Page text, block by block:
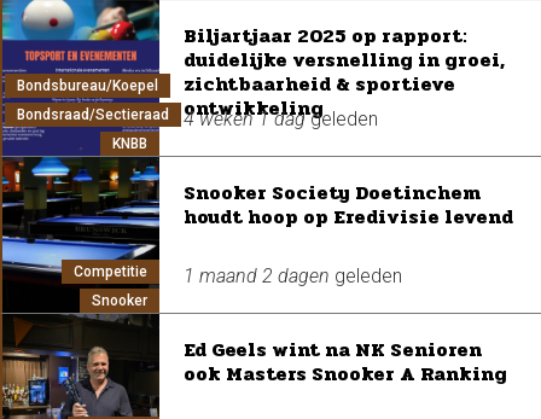
Bondsbureau/Koepel
Bondsraad/Sectieraad
KNBB
Biljartjaar 2025 op rapport:
duidelijke versnelling in groei,
zichtbaarheid & sportieve
ontwikkeling
4 weken 1 daggeleden
Competitie
Snooker
Snooker Society Doetinchem
houdt hoop op Eredivisie levend
1 maand 2 dagen geleden
Ed Geels wint na NK Senioren
ook Masters Snooker A Ranking